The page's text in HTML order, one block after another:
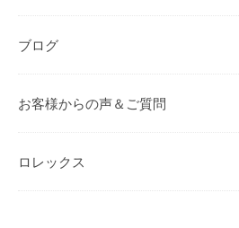
ブログ
お客様からの声＆ご質問
ロレックス